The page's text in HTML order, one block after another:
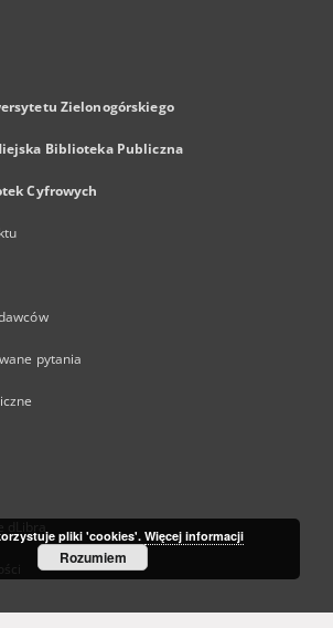
Zielonogórskiego
Biblioteka Publiczna
Cyfrowych
pytania
pliki 'cookies'. Więcej informacji
Rozumiem